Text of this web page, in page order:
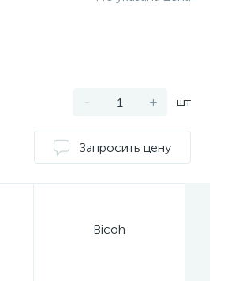
-
+ шт
Bicoh